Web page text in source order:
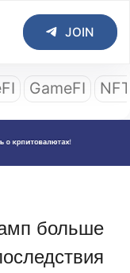
JOIN
GameFI
больше